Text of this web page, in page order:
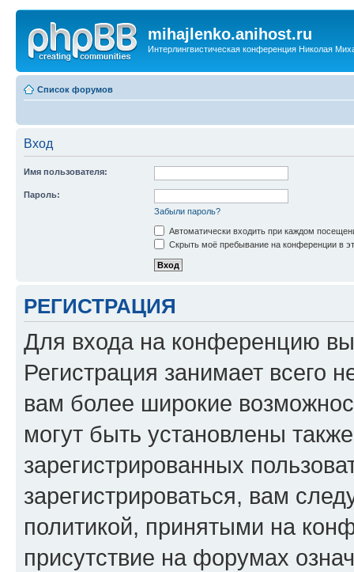
mihajlenko.anihost.ru
Интерлингвистическая конференция Николая
Список форумов
Вход
Имя пользователя:
Пароль:
Забыли пароль?
Автоматически входить при каждом
Скрыть моё пребывание на конференции в
РЕГИСТРАЦИЯ
Для входа на конференцию
Регистрация занимает всего
вам более широкие
могут быть установлены
зарегистрированных
зарегистрироваться, вам
политикой, принятыми на
присутствие на форумах